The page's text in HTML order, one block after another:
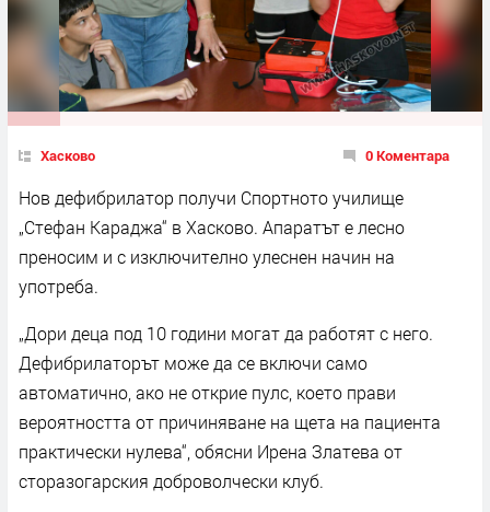
Хасково 0 Коментара
Нов дефибрилатор получи Спортното училище
„Стефан Караджа“ в Хасково. Апаратът е лесно
преносим и с изключително улеснен начин на
употреба.
„Дори деца под 10 години могат да работят с него.
Дефибрилаторът може да се включи само
автоматично, ако не открие пулс, което прави
вероятността от причиняване на щета на пациента
практически нулева“, обясни Ирена Златева от
сторазогарския доброволчески клуб.